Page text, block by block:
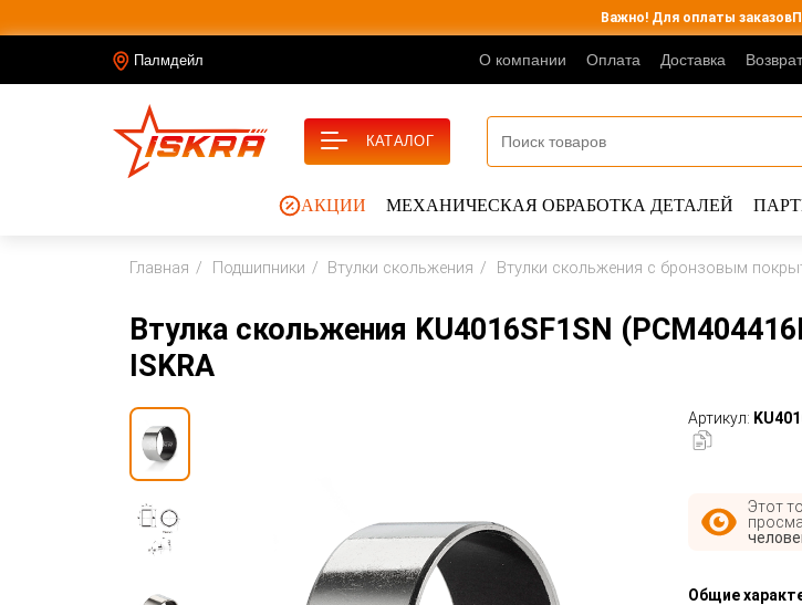
Важно! Для оплаты заказов
Палмдейл О компании Оплата Доставка
АКЦИИ МЕХАНИЧЕСКАЯ ОБРАБОТКА ДЕТАЛЕЙ
КАТАЛОГ
Главная Подшипники Втулки скольжения Втулки скольжения с бронзовым
Втулка скольжения KU4016SF1SN
ISKRA
Артикул:
Этот
Общие